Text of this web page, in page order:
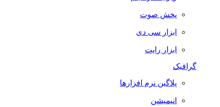
پخش صوت
ابزار سی دی
ابزار رایت
گرافیک
پلاگین نرم افزارها
انیمیشن